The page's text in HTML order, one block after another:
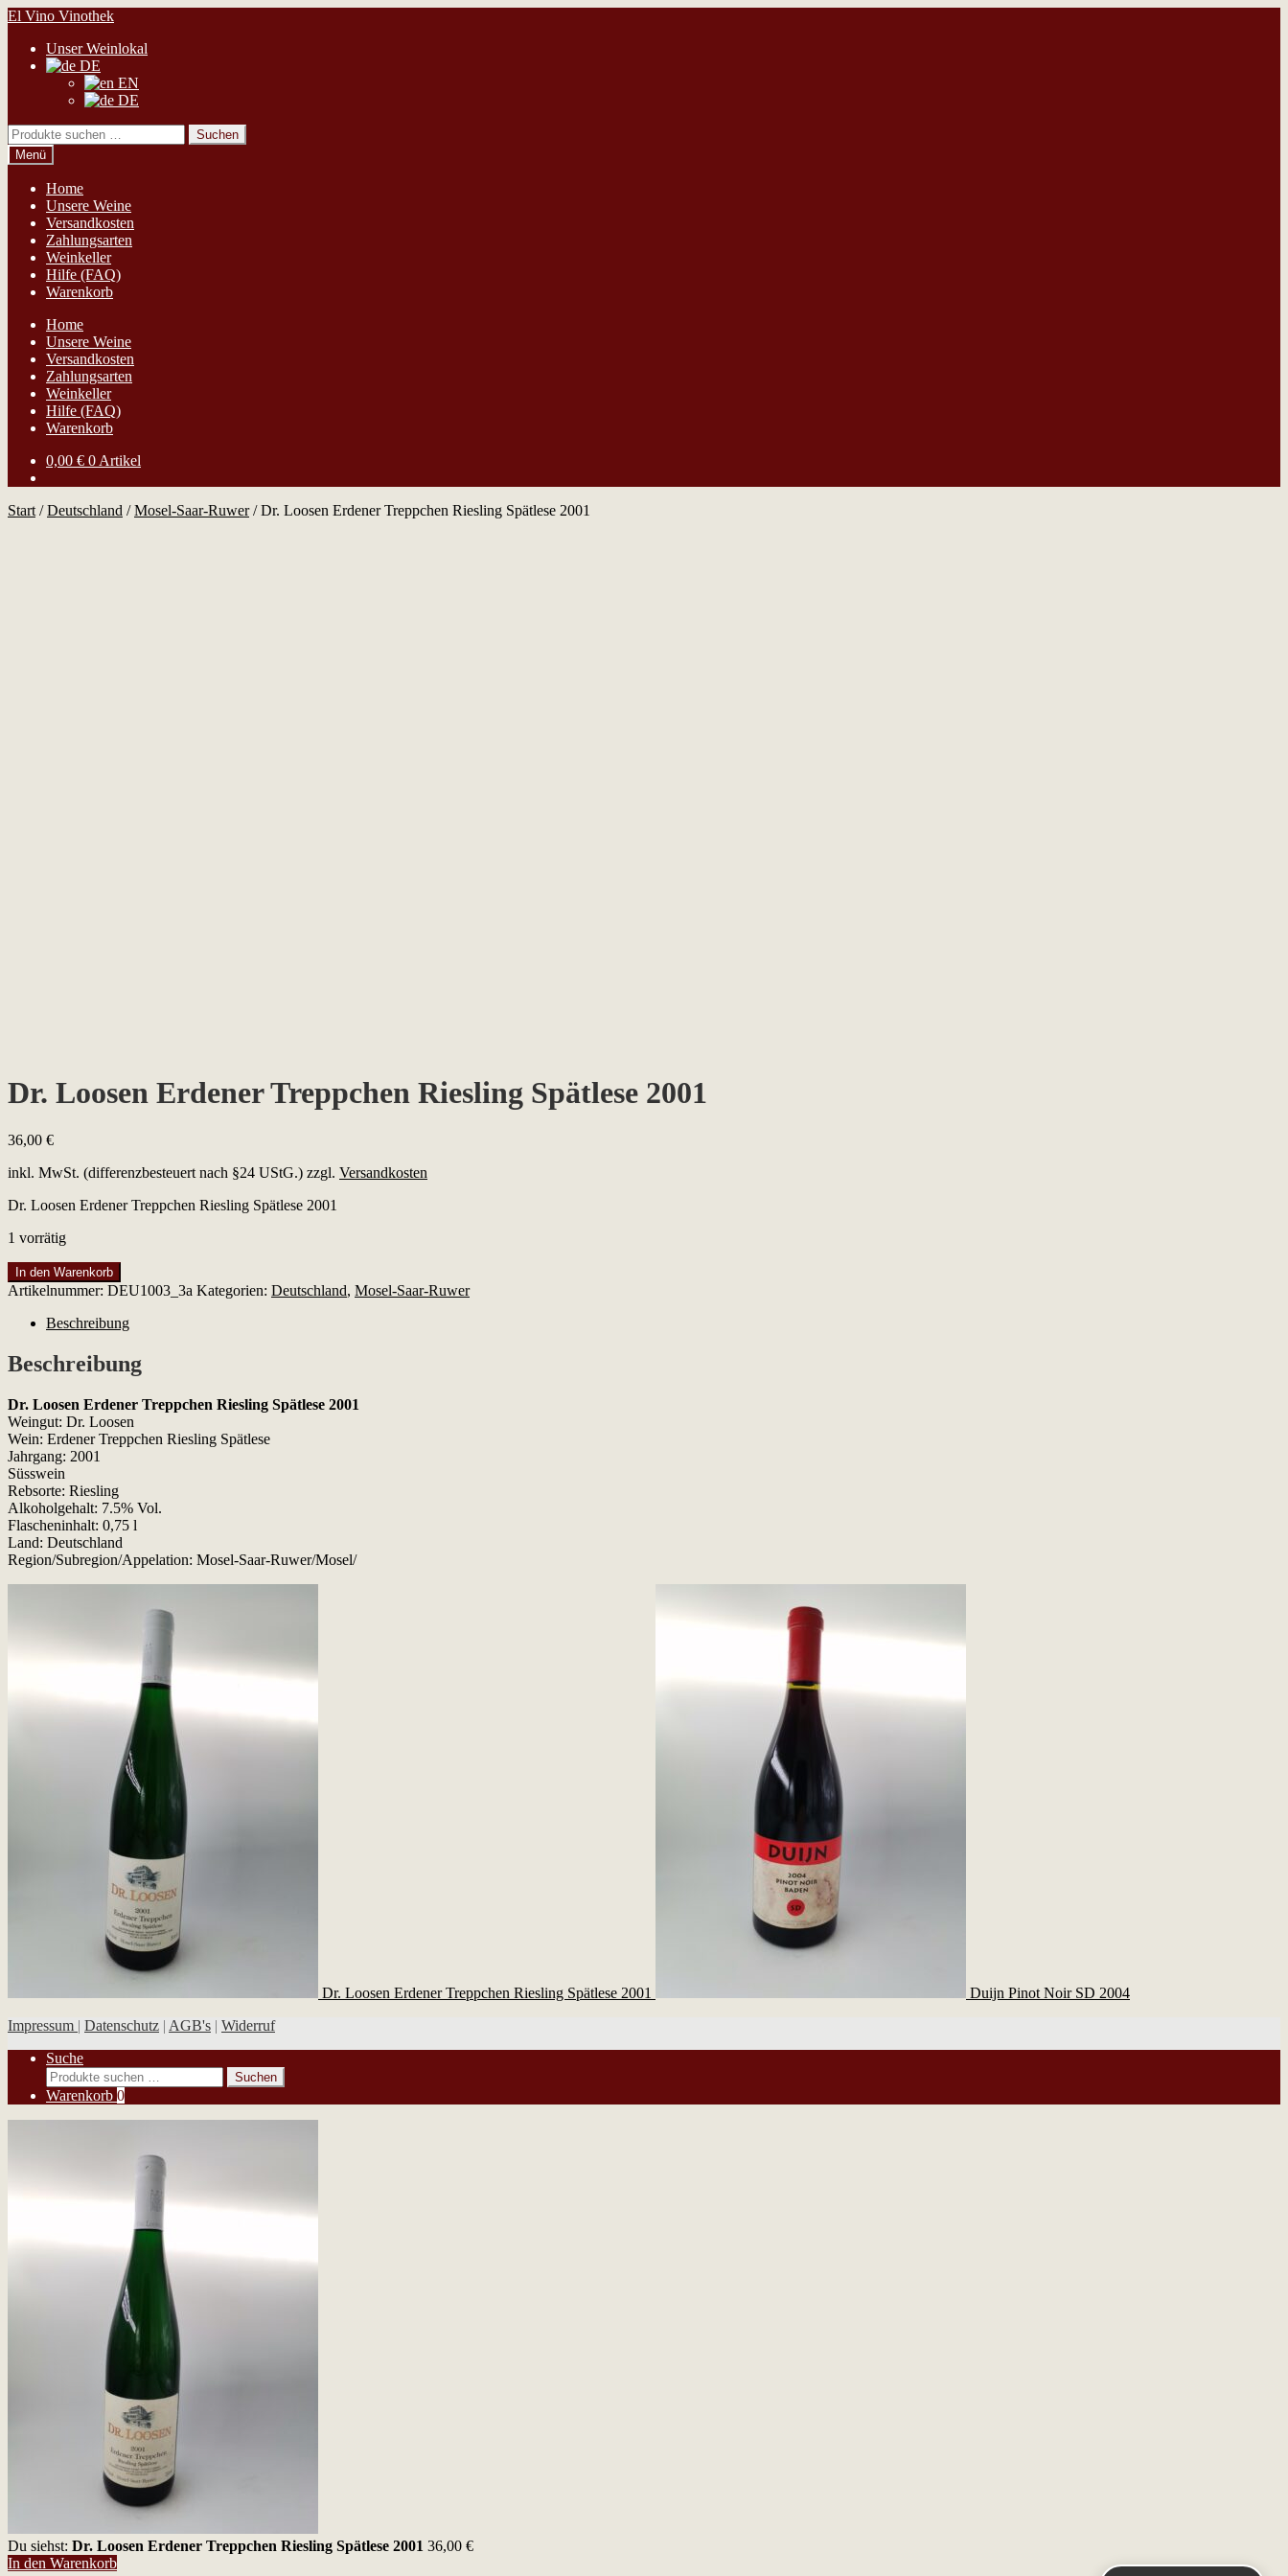
Zur
springen
Zum
springen
El Vino Vinothek
Unser Weinlokal
DE
EN
DE
Suchen
nach:
Suchen
Menü
Home
Unsere Weine
Versandkosten
Zahlungsarten
Weinkeller
Hilfe (FAQ)
Warenkorb
Home
Unsere Weine
Versandkosten
Zahlungsarten
Weinkeller
Hilfe (FAQ)
Warenkorb
0,00 € 0 Artikel
Start /Deutschland /Mosel-Saar-Ruwer/Dr. Loosen Erdener Treppchen Riesling Spätlese 2001
Dr. Loosen Erdener Treppchen Riesling Spätlese 2001
36,00 €
inkl. MwSt. (differenzbesteuert nach §24 UStG.) zzgl. Versandkosten
Dr. Loosen Erdener Treppchen Riesling Spätlese 2001
1 vorrätig
Dr.
Loosen
Treppchen
Spätlese
2001
In den Warenkorb
Artikelnummer: DEU1003_3a Kategorien: Deutschland, Mosel-Saar-Ruwer
Beschreibung
Beschreibung
Dr. Loosen Erdener Treppchen Riesling Spätlese 2001
Weingut: Dr. Loosen
Wein: Erdener Treppchen Riesling Spätlese
Jahrgang: 2001
Süsswein
Rebsorte: Riesling
Alkoholgehalt: 7.5% Vol.
Flascheninhalt: 0,75 l
Land: Deutschland
Region/Subregion/Appelation: Mosel-Saar-Ruwer/Mosel/
Dr. Loosen Erdener Treppchen Riesling Spätlese 2001
Duijn Pinot Noir SD 2004
Impressum | Datenschutz | AGB's | Widerruf
Suche
Suchen
nach:
Suchen
Warenkorb 0
Du siehst: Dr. Loosen Erdener Treppchen Riesling Spätlese 2001 36,00 €
In den Warenkorb